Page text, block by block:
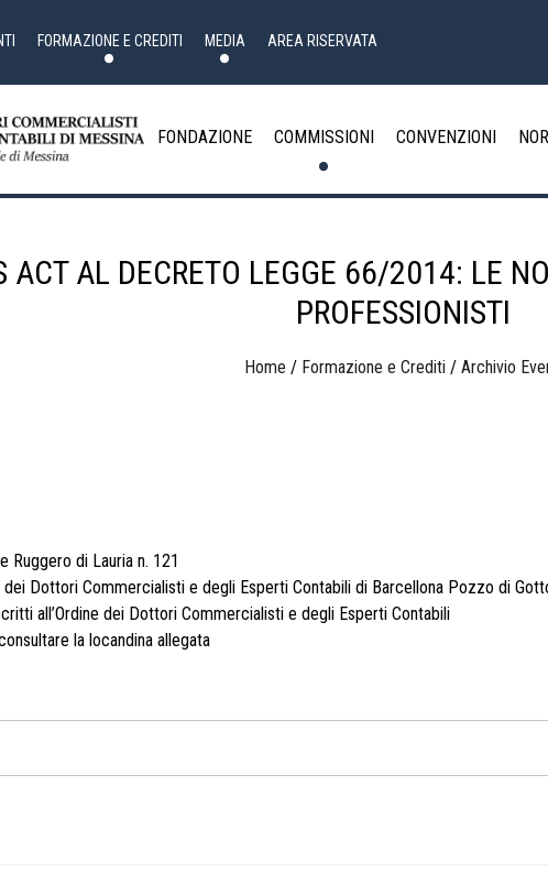
FORMAZIONE E CREDITI MEDIA AREA RISERVATA
FONDAZIONE COMMISSIONI CONVENZIONI
ACT AL DECRETO LEGGE 66/2014: LE
PROFESSIONISTI
Home / Formazione e Crediti / Archivio
Ruggero di Lauria n. 121
dei Dottori Commercialisti e degli Esperti Contabili di Barcellona Pozzo di
all’Ordine dei Dottori Commercialisti e degli Esperti Contabili
la locandina allegata